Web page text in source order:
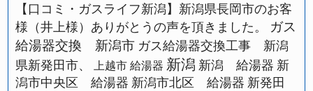
【口コミ・ガスライフ新潟】新潟県長岡市のお客
様（井上様）ありがとうの声を頂きました。
ガス
給湯器交換 新潟市 ガス給湯器交換工事 新潟
県新発田市、
上越市 給湯器 新潟 新潟 給湯器 新
潟市中央区 給湯器 新潟市北区 給湯器 新発田